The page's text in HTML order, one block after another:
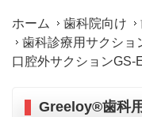
ホーム 歯科院向け
歯科診療用サクショ
口腔外サクションGS-
Greeloy®歯科